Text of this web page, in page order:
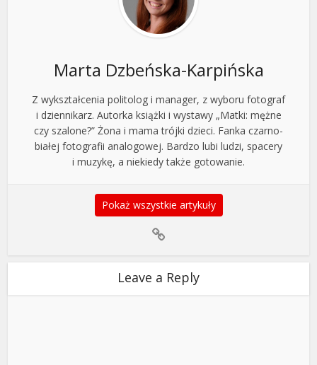
Marta Dzbeńska-Karpińska
Z wykształcenia politolog i manager, z wyboru fotograf
i dziennikarz. Autorka książki i wystawy „Matki: mężne
czy szalone?” Żona i mama trójki dzieci. Fanka czarno-
białej fotografii analogowej. Bardzo lubi ludzi, spacery
i muzykę, a niekiedy także gotowanie.
Pokaż wszystkie artykuły
Leave a Reply